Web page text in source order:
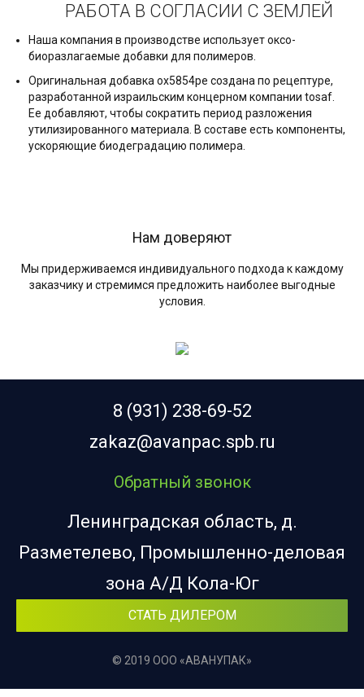
РАБОТА В СОГЛАСИИ С ЗЕМЛЕЙ
Наша компания в производстве использует оксо-
биоразлагаемые добавки для полимеров.
Оригинальная добавка ox5854pe создана по рецептуре,
разработанной израильским концерном компании tosaf.
Ее добавляют, чтобы сократить период разложения
утилизированного материала. В составе есть компоненты,
ускоряющие биодеградацию полимера.
Нам доверяют
Мы придерживаемся индивидуального подхода к каждому
заказчику и стремимся предложить наиболее выгодные
условия.
8 (931) 238-69-52
zakaz@avanpac.spb.ru
Обратный звонок
Ленинградская область, д.
Разметелево, Промышленно-деловая
зона А/Д Кола-Юг
СТАТЬ ДИЛЕРОМ
© 2019 ООО «АВАНУПАК»